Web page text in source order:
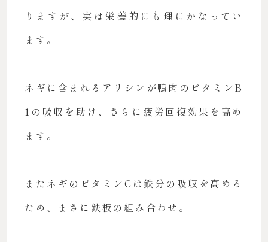
りますが、実は栄養的にも理にかなってい
ます。
ネギに含まれるアリシンが鴨肉のビタミンB
1の吸収を助け、さらに疲労回復効果を高め
ます。
またネギのビタミンCは鉄分の吸収を高める
ため、まさに鉄板の組み合わせ。